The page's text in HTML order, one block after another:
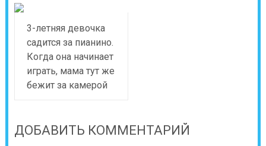
3-летняя девочка
садится за пианино.
Когда она начинает
играть, мама тут же
бежит за камерой
ДОБАВИТЬ КОММЕНТАРИЙ